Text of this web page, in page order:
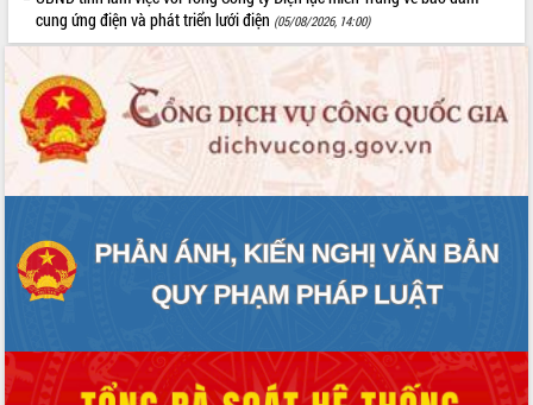
cung ứng điện và phát triển lưới điện (05/08/2026, 14:00)